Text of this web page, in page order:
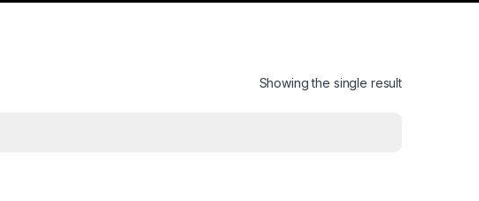
Showing the single result